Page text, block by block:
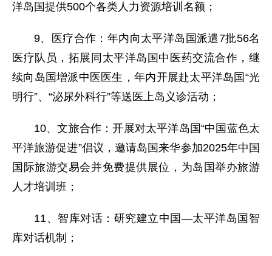
洋岛国提供500个各类人力资源培训名额；
9、医疗合作：年内向太平洋岛国派遣7批56名
医疗队员，拓展同太平洋岛国中医药交流合作，继
续向岛国增派中医医生，年内开展赴太平洋岛国“光
明行”、“泌尿外科行”等送医上岛义诊活动；
10、文旅合作：开展对太平洋岛国“中国蓝色太
平洋旅游促进”倡议，邀请岛国来华参加2025年中国
国际旅游交易会并免费提供展位，为岛国举办旅游
人才培训班；
11、智库对话：研究建立中国—太平洋岛国智
库对话机制；